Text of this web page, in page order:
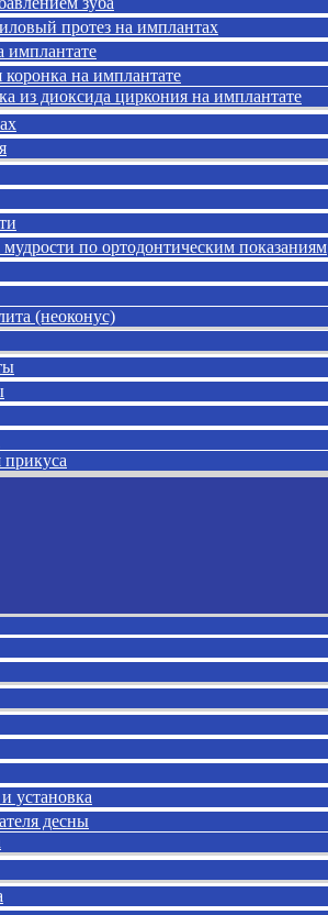
протез на имплантах
имплантате
на имплантате
из диоксида циркония на имплантате
мудрости по ортодонтическим показаниям
(неоконус)
установка
десны